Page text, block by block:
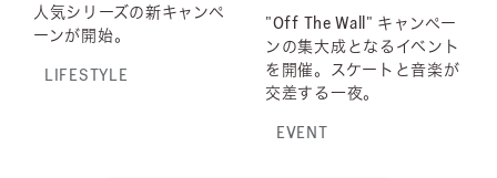
人気シリーズの新キャンペ
ーンが開始。
LIFESTYLE
"Off The Wall" キャンペー
ンの集大成となるイベント
を開催。スケートと音楽が
交差する一夜。
EVENT